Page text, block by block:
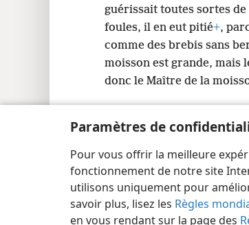
Paramètres de
Pour vous offrir la meilleure
fonctionnement de notre site
utilisons uniquement pour
savoir plus, lisez les Règles
en vous rendant sur la page des
guérissait toutes sortes
foules, il en eut pitié+,
comme des brebis sans
moisson est grande, mais
donc le Maître de la
Copyright© 2026 Watch Tower Bible